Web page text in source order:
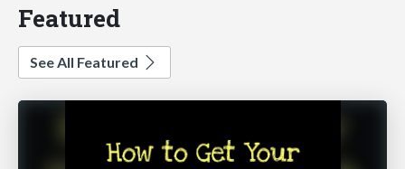
Featured
See All Featured